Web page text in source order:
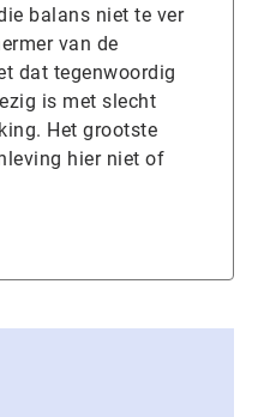
balans niet te ver
van de
dat tegenwoordig
is met slecht
Het grootste
hier niet of